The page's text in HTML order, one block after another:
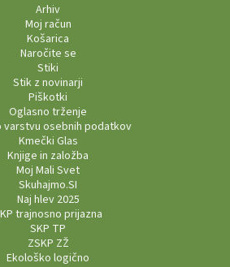
Arhiv
Moj račun
Košarica
Naročite se
Stiki
Stik z novinarji
Piškotki
Oglasno trženje
varstvu osebnih podatkov
Kmečki Glas
Knjige in založba
Moj Mali Svet
Skuhajmo.SI
Naj hlev 2025
trajnosno prijazna
SKP TP
ZSKP ZŽ
Ekološko logično